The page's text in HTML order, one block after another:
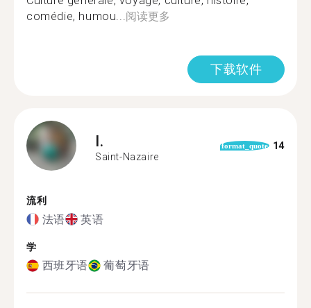
comédie, humou...阅读更多
下载软件
I.
Saint-Nazaire
format_quote 14
流利
法语 英语
学
西班牙语 葡萄牙语